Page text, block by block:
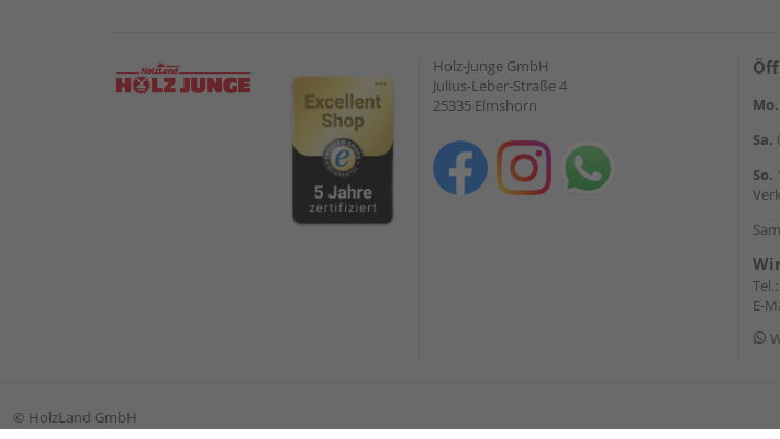
Holz-Junge GmbH
Julius-Leber-Straße 4
25335 Elmshorn
Sa.
So.
Tel.:
E-
© HolzLand GmbH